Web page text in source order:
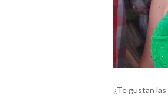
¿Te gustan las